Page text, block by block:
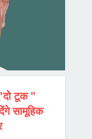
टूक "
सामूहिक